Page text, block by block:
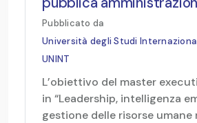
Pubblicato da
Università degli Studi
UNINT
L’obiettivo del master
in “Leadership, intelligenza
gestione delle risorse umane